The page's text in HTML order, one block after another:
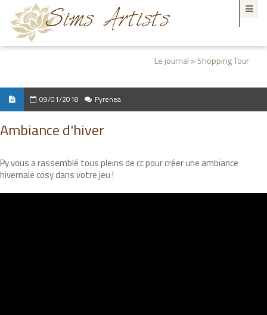
Le journal > Shopping Tour
09/01/2018 Pyrenea
Ambiance d'hiver
Py vous a rassemblé tous pleins de cc pour créer une ambiance
hivernale cosy dans votre jeu !